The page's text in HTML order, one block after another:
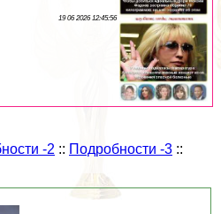
19 06 2026 12:45:56
-2 :: Подробности -3 ::